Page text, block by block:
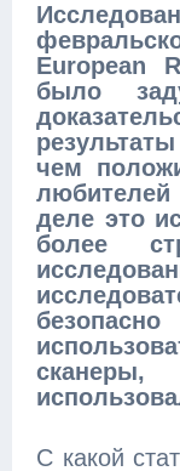
European
было
чем
деле это
более
С какой